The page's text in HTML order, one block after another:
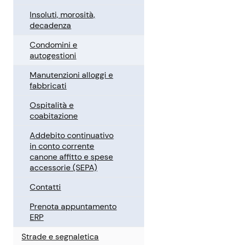
Insoluti, morosità,
decadenza
Condomini e
autogestioni
Manutenzioni alloggi e
fabbricati
Ospitalità e
coabitazione
Addebito continuativo
in conto corrente
canone affitto e spese
accessorie (SEPA)
Contatti
Prenota appuntamento
ERP
Strade e segnaletica